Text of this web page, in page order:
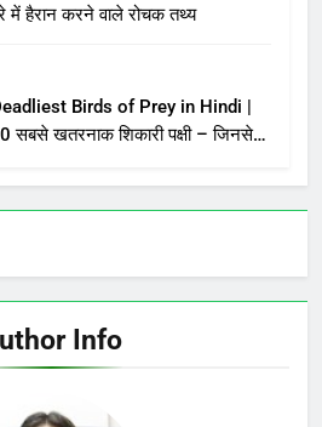
में हैरान करने वाले रोचक तथ्य
Birds of Prey in Hindi |
सबसे खतरनाक शिकारी पक्षी – जिनसे
Info